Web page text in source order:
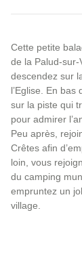
Cette petite
de la Palud-sur-
descendez sur
l’Eglise. En
sur la piste qui
pour admirer
Peu après,
Crêtes afin
loin, vous
du camping
empruntez un
village.